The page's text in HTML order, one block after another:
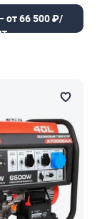
от 66 500 ₽/